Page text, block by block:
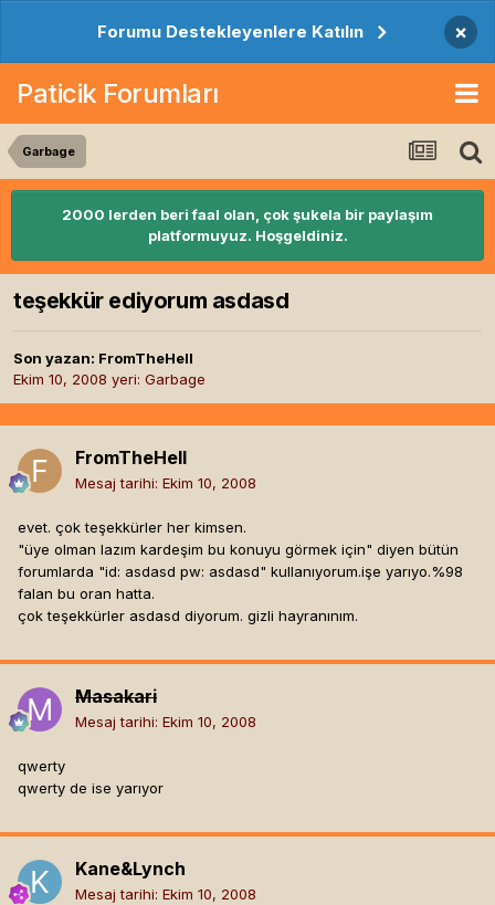
Forumu Destekleyenlere Katılın ×
Paticik Forumları
Garbage
2000 lerden beri faal olan, çok şukela bir paylaşım
platformuyuz. Hoşgeldiniz.
teşekkür ediyorum asdasd
Son yazan: FromTheHell
Ekim 10, 2008 yeri: Garbage
FromTheHell
Mesaj tarihi: Ekim 10, 2008
evet. çok teşekkürler her kimsen.
"üye olman lazım kardeşim bu konuyu görmek için" diyen bütün
forumlarda "id: asdasd pw: asdasd" kullanıyorum.işe yarıyo.%98
falan bu oran hatta.
çok teşekkürler asdasd diyorum. gizli hayranınım.
Masakari
Mesaj tarihi: Ekim 10, 2008
qwerty
qwerty de ise yarıyor
Kane&Lynch
Mesaj tarihi: Ekim 10, 2008